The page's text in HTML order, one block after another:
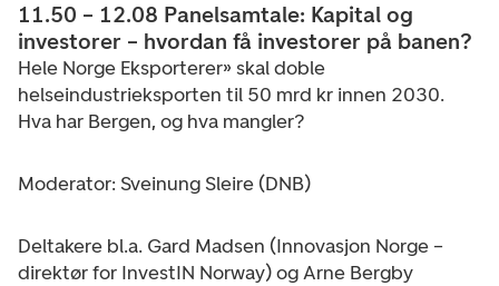
11.50 – 12.08 Panelsamtale: Kapital og
investorer – hvordan få investorer på banen?
Hele Norge Eksporterer» skal doble
helseindustrieksporten til 50 mrd kr innen 2030.
Hva har Bergen, og hva mangler?
Moderator: Sveinung Sleire (DNB)
Deltakere bl.a. Gard Madsen (Innovasjon Norge –
direktør for InvestIN Norway) og Arne Bergby